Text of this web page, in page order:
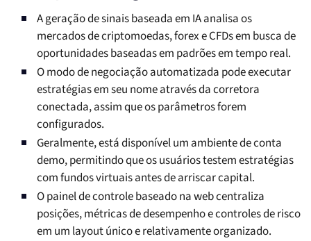
A geração de sinais baseada em IA analisa os
mercados de criptomoedas, forex e CFDs em busca de
oportunidades baseadas em padrões em tempo real.
O modo de negociação automatizada pode executar
estratégias em seu nome através da corretora
conectada, assim que os parâmetros forem
configurados.
Geralmente, está disponível um ambiente de conta
demo, permitindo que os usuários testem estratégias
com fundos virtuais antes de arriscar capital.
O painel de controle baseado na web centraliza
posições, métricas de desempenho e controles de risco
em um layout único e relativamente organizado.